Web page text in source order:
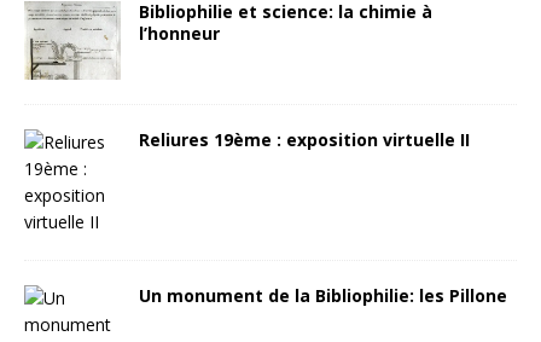
Bibliophilie et science: la chimie à
l’honneur
Reliures 19ème : exposition virtuelle II
Un monument de la Bibliophilie: les Pillone